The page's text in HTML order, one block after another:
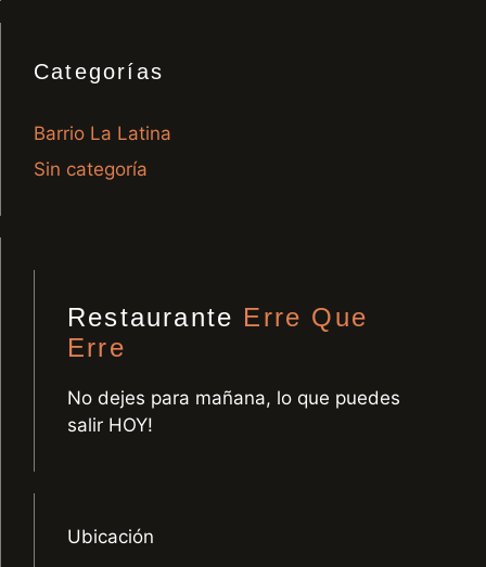
Categorías
Barrio La Latina
Sin categoría
Restaurante Erre Que
Erre
No dejes para mañana, lo que puedes
salir HOY!
Ubicación